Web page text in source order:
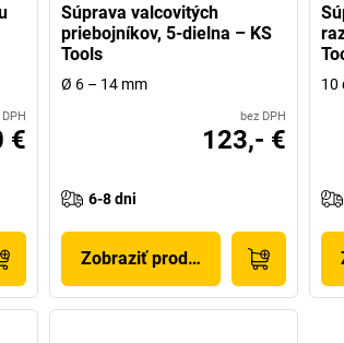
€
Súprava valcovitých
priebojníkov, 5-dielna – KS
Tools
Ø 6 – 14 mm
bez DPH
123,- €
6-8 dni
Zobraziť produkt
10